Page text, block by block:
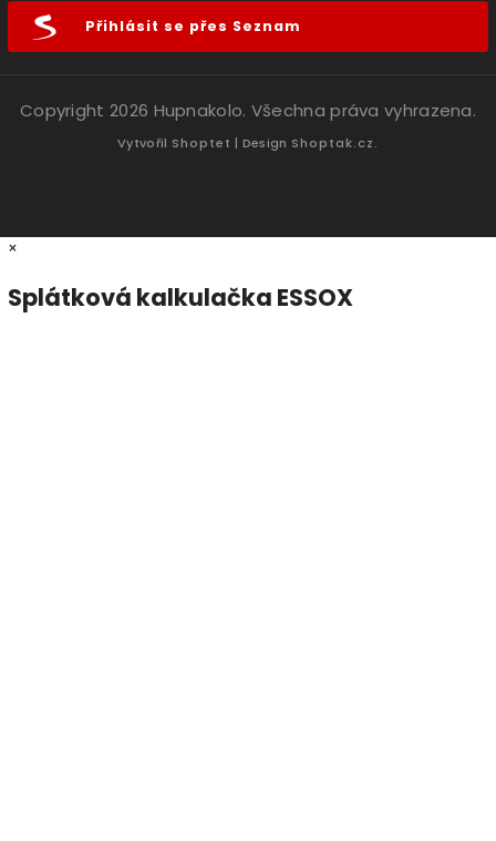
Přihlásit se přes Seznam
Copyright 2026 Hupnakolo. Všechna práva vyhrazena.
Vytvořil Shoptet | Design Shoptak.cz.
×
Splátková kalkulačka ESSOX